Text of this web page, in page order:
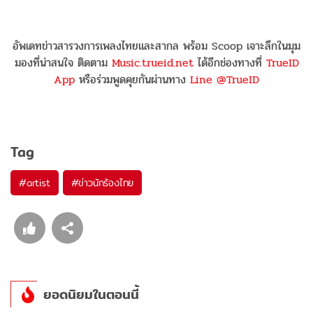
อัพเดทข่าวสารวงการเพลงไทยและสากล พร้อม Scoop เจาะลึกในมุม
มองที่น่าสนใจ ติดตาม Music.trueid.netได้อีกช่องทางที่ TrueID
App หรือร่วมพูดคุยกันผ่านทาง Line @TrueID
Tag
#artist #ข่าวนักร้องไทย
ยอดนิยมในตอนนี้